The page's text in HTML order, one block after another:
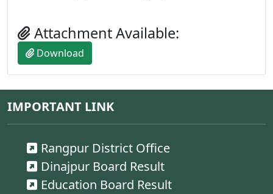
Attachment Available:
Download
IMPORTANT LINK
Rangpur District Office
Dinajpur Board Result
Education Board Result